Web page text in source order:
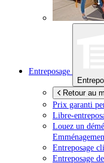
Entreposage
Retour au
Prix garanti
Libre-
Louez un
Entreposage
Entreposage